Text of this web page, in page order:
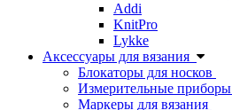
Addi
KnitPro
Lykke
Аксессуары для вязания
Блокаторы для носков
Измерительные приборы
Маркеры для вязания